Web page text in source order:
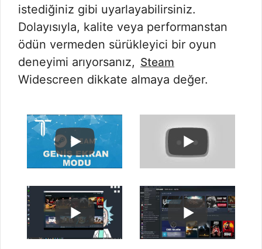
istediğiniz gibi uyarlayabilirsiniz.
Dolayısıyla, kalite veya performanstan
ödün vermeden sürükleyici bir oyun
deneyimi arıyorsanız, Steam
Widescreen dikkate almaya değer.